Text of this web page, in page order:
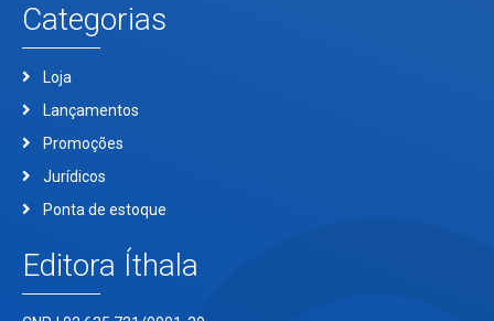
Categorias
Loja
Lançamentos
Promoções
Jurídicos
Ponta de estoque
Editora Íthala